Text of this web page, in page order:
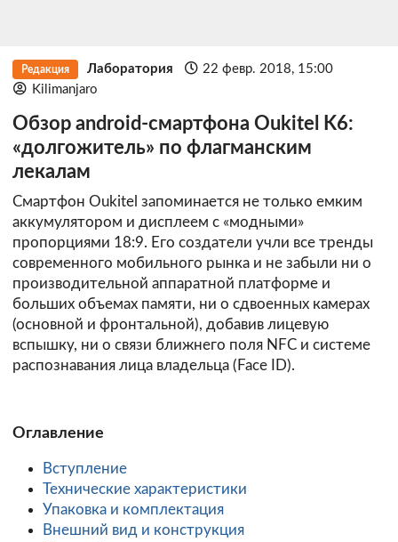
Редакция Лаборатория
22 февр. 2018, 15:00
Kilimanjaro
Обзор android-смартфона Oukitel K6:
«долгожитель» по флагманским
лекалам
Смартфон Oukitel запоминается не только емким
аккумулятором и дисплеем с «модными»
пропорциями 18:9. Его создатели учли все тренды
современного мобильного рынка и не забыли ни о
производительной аппаратной платформе и
больших объемах памяти, ни о сдвоенных камерах
(основной и фронтальной), добавив лицевую
вспышку, ни о связи ближнего поля NFC и системе
распознавания лица владельца (Face ID).
Оглавление
Вступление
Технические характеристики
Упаковка и комплектация
Внешний вид и конструкция